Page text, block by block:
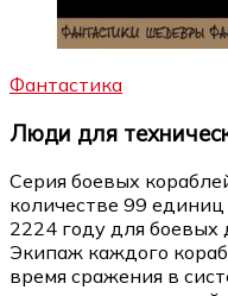
Фантастика
Люди для
Серия боевых
количестве 99
2224 году для боевых
Экипаж каждого
время сражения в